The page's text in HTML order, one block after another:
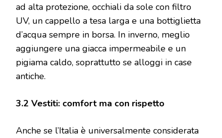
ad alta protezione, occhiali da sole con filtro
UV, un cappello a tesa larga e una bottiglietta
d’acqua sempre in borsa. In inverno, meglio
aggiungere una giacca impermeabile e un
pigiama caldo, soprattutto se alloggi in case
antiche.
3.2 Vestiti: comfort ma con rispetto
Anche se l’Italia è universalmente considerata